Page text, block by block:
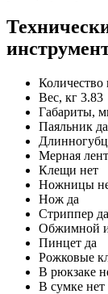
Количество
Вес, кг 3.83
Габариты,
Паяльник да
Мерная
Клещи нет
Ножницы
Нож да
Стриппер да
Обжимной
Пинцет да
Рожковые
В рюкзаке
В сумке нет